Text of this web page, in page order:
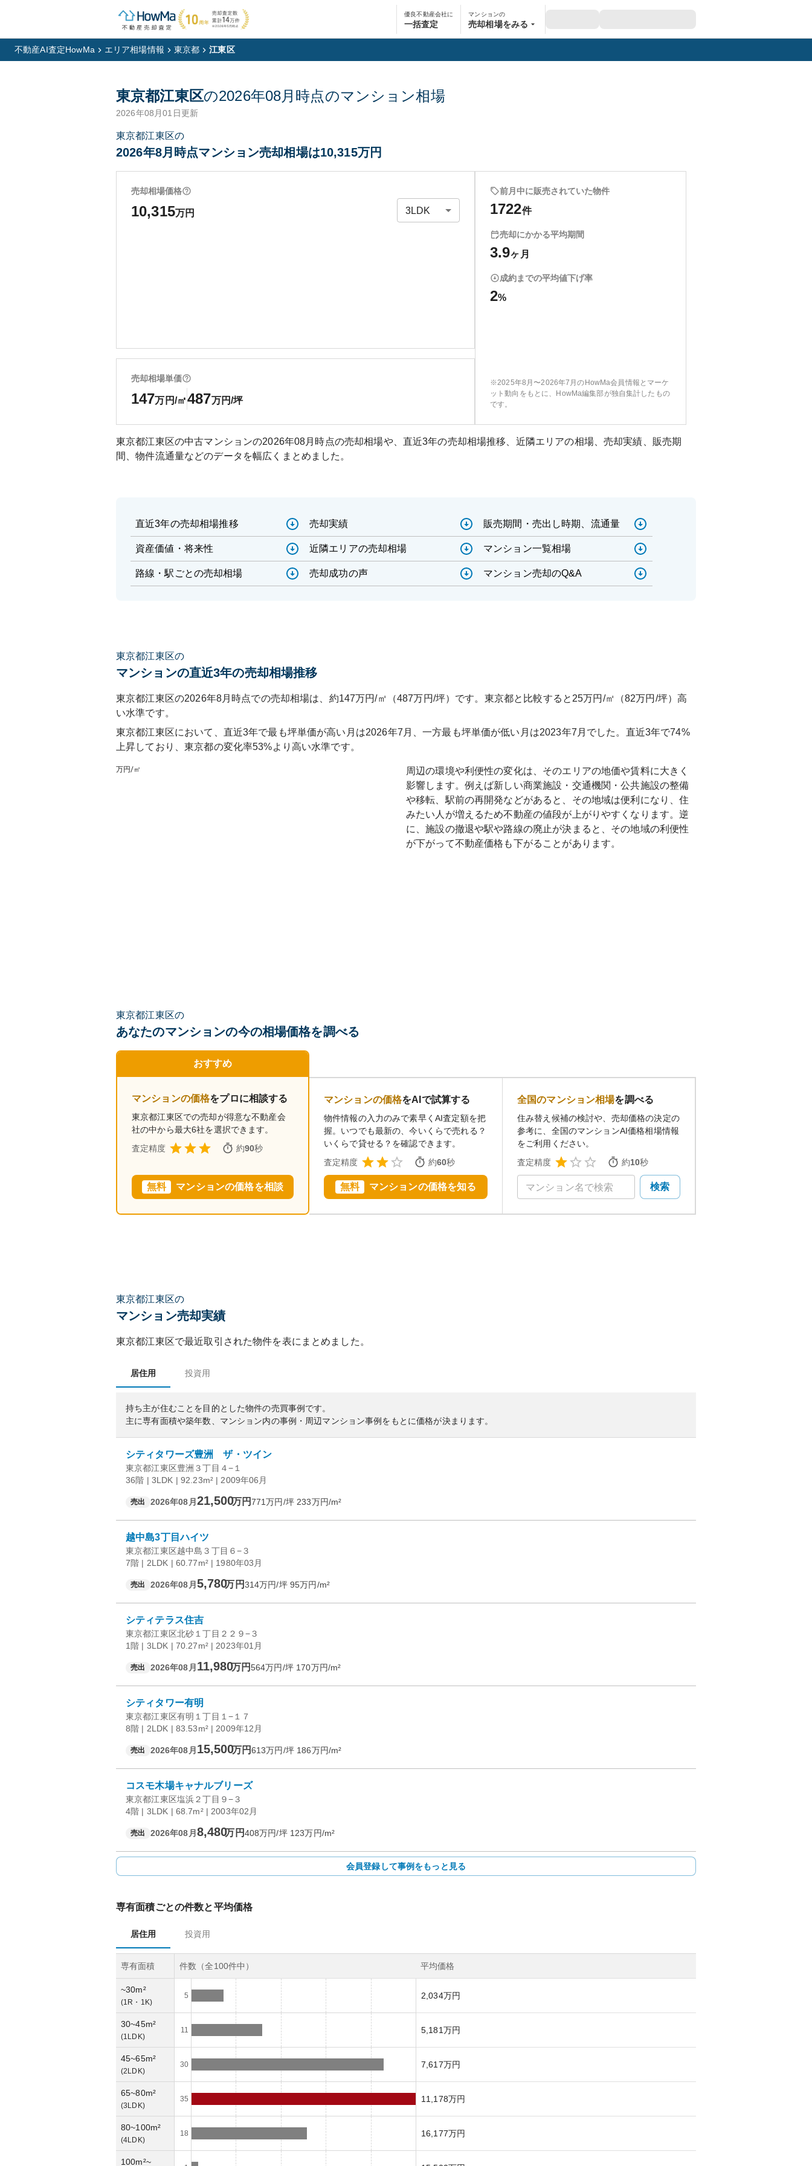
優良不動産会社に
一括査定
マンションの
売却相場をみる
不動産AI査定HowMa エリア相場情報 東京都 江東区
東京都江東区の2026年08月 時点のマンション相場
2026年08月01日更新
東京都江東区の
2026年8月時点マンション売却相場は10,315万円
売却相場価格
10,315万円
売却相場単価
147万円/㎡487万円/坪
前月中に販売されていた物件
1722件
売却にかかる平均期間
3.9ヶ月
成約までの平均値下げ率
2%
※2025年8月〜2026年7月のHowMa会員情報とマーケ
ット動向をもとに、HowMa編集部が独自集計したもの
です。
東京都江東区の中古マンションの2026年08月 時点の売却相場や、直近3年の売却相場推移、近隣エリアの相場、売却実績、販売期
間、物件流通量などのデータを幅広くまとめました。
直近3年の売却相場推移 売却実績 販売期間・売出し時期、流通量
資産価値・将来性 近隣エリアの売却相場 マンション一覧相場
路線・駅ごとの売却相場 売却成功の声 マンション売却のQ&A
東京都江東区の
マンションの直近3年の売却相場推移
東京都江東区の2026年8月時点での売却相場は、約147万円/㎡（487万円/坪）です。東京都と比較すると25万円/㎡（82万円/坪）高
い水準です。
東京都江東区において、直近3年で最も坪単価が高い月は2026年7月 、一方最も坪単価が低い月は2023年7月 でした。直近3年で74%
上昇しており
、東京都の変化率53%より高い水準です。
万円/㎡
周辺の環境や利便性の変化は、そのエリアの地価や賃料に大きく
影響します。例えば新しい商業施設・交通機関・公共施設の整備
や移転、駅前の再開発などがあると、その地域は便利になり、住
みたい人が増えるため不動産の値段が上がりやすくなります。逆
に、施設の撤退や駅や路線の廃止が決まると、その地域の利便性
が下がって不動産価格も下がることがあります。
東京都江東区の
あなたのマンションの今の相場価格を調べる
おすすめ
マンションの価格をプロに相談する
東京都江東区での売却が得意な不動産会
社の中から最大6社を選択できます。
査定精度
約90秒
無料 マンションの価格を相談
マンションの価格をAIで試算する
物件情報の入力のみで素早くAI査定額を把
握。いつでも最新の、今いくらで売れる？
いくらで貸せる？を確認できます。
査定精度
約60秒
無料 マンションの価格を知る
全国のマンション相場を調べる
住み替え候補の検討や、売却価格の決定の
参考に、全国のマンションAI価格相場情報
をご利用ください。
査定精度
約10秒
検索
東京都江東区の
マンション売却実績
東京都江東区で最近取引された物件を表にまとめました。
居住用 投資用
持ち主が住むことを目的とした物件の売買事例です。
主に専有面積や築年数、マンション内の事例・周辺マンション事例をもとに価格が決まります。
シティタワーズ豊洲 ザ・ツイン
東京都江東区豊洲３丁目４−１
36階 | 3LDK | 92.23m² | 2009年06月
売出 2026年08月 21,500万円771万円/坪 233万円/m²
越中島3丁目ハイツ
東京都江東区越中島３丁目６−３
7階 | 2LDK | 60.77m² | 1980年03月
売出 2026年08月 5,780万円314万円/坪 95万円/m²
シティテラス住吉
東京都江東区北砂１丁目２２９−３
1階 | 3LDK | 70.27m² | 2023年01月
売出 2026年08月 11,980万円564万円/坪 170万円/m²
シティタワー有明
東京都江東区有明１丁目１−１７
8階 | 2LDK | 83.53m² | 2009年12月
売出 2026年08月 15,500万円613万円/坪 186万円/m²
コスモ木場キャナルブリーズ
東京都江東区塩浜２丁目９−３
4階 | 3LDK | 68.7m² | 2003年02月
売出 2026年08月 8,480万円408万円/坪 123万円/m²
会員登録して事例をもっと見る
専有面積ごとの件数と平均価格
居住用 投資用
専有面積 件数（全100件中） 平均価格
~30m²
(1R・1K)
5 2,034万円
30~45m²
(1LDK)
11 5,181万円
45~65m²
(2LDK)
30 7,617万円
65~80m²
(3LDK)
35 11,178万円
80~100m²
(4LDK)
18 16,177万円
100m²~